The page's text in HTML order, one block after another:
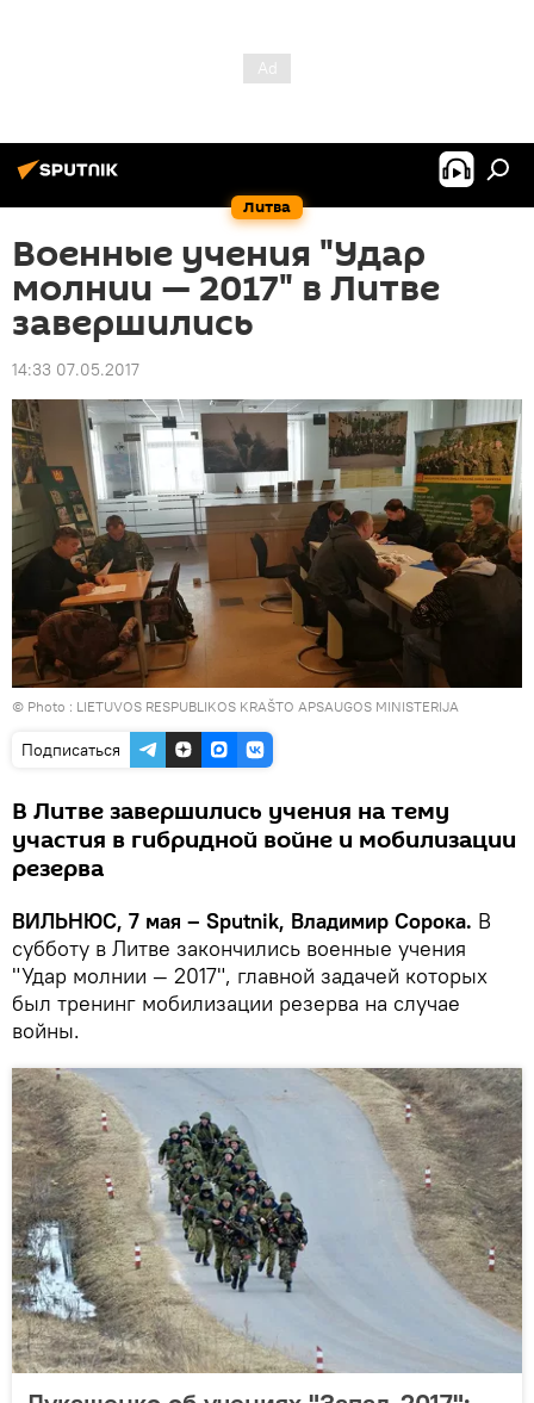
Литва
Военные учения "Удар
молнии — 2017" в Литве
завершились
14:33 07.05.2017
© Photo : LIETUVOS RESPUBLIKOS KRAŠTO APSAUGOS MINISTERIJA
Подписаться
В Литве завершились учения на тему
участия в гибридной войне и мобилизации
резерва
ВИЛЬНЮС, 7 мая – Sputnik, Владимир Сорока. В
субботу в Литве закончились военные учения
"Удар молнии — 2017", главной задачей которых
был тренинг мобилизации резерва на случае
войны.